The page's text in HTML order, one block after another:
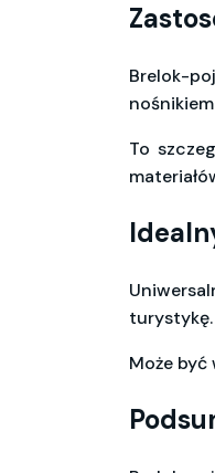
Brelok-
To
Może